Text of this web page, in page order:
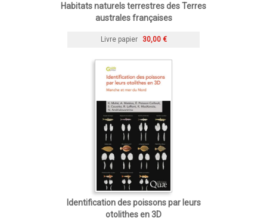
Habitats naturels terrestres des Terres
australes françaises
Livre papier 30,00 €
Identification des poissons par leurs
otolithes en 3D